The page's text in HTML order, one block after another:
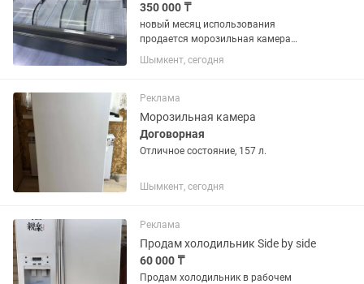
350 000 ₸
новый месяц использования
продается морозильная камера
большой
Шымкент, сегодня
Реклама
Морозильная камера
Договорная
Отличное состояние, 157 л.
Шымкент, сегодня
Реклама
Продам холодильник Side by side
60 000 ₸
Продам холодильник в рабочем